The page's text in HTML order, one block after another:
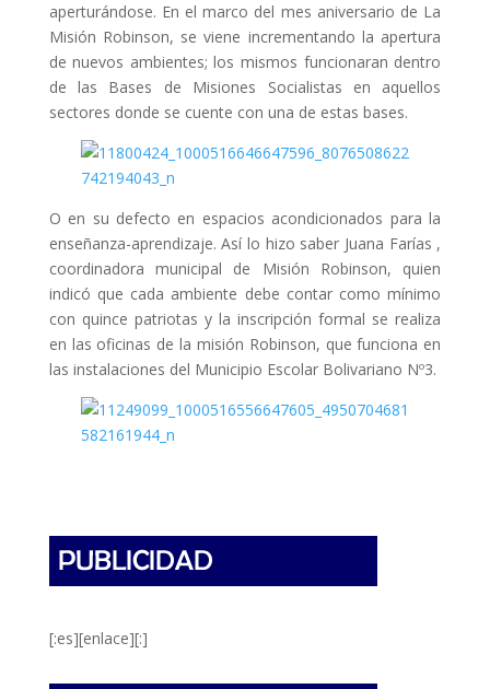
aperturándose. En el marco del mes aniversario de La
Misión Robinson, se viene incrementando la apertura
de nuevos ambientes; los mismos funcionaran dentro
de las Bases de Misiones Socialistas en aquellos
sectores donde se cuente con una de estas bases.
O en su defecto en espacios acondicionados para la
enseñanza-aprendizaje. Así lo hizo saber Juana Farías ,
coordinadora municipal de Misión Robinson, quien
indicó que cada ambiente debe contar como mínimo
con quince patriotas y la inscripción formal se realiza
en las oficinas de la misión Robinson, que funciona en
las instalaciones del Municipio Escolar Bolivariano Nº3.
[:es][enlace][:]